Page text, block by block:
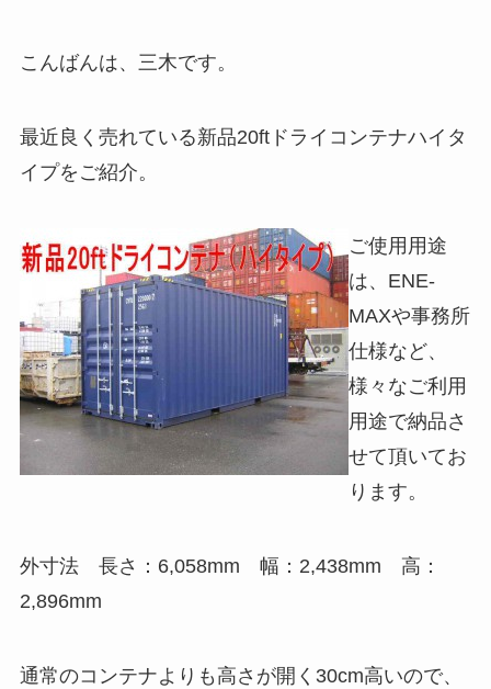
こんばんは、三木です。
最近良く売れている新品20ftドライコンテナハイタ
イプをご紹介。
ご使用用途
は、ENE-
MAXや事務所
仕様など、
様々なご利用
用途で納品さ
せて頂いてお
ります。
外寸法 長さ：6,058mm 幅：2,438mm 高：
2,896mm
通常のコンテナよりも高さが開く30cm高いので、